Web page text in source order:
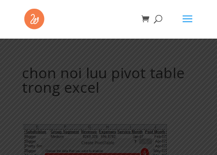
chon noi luu pivot table
trong excel